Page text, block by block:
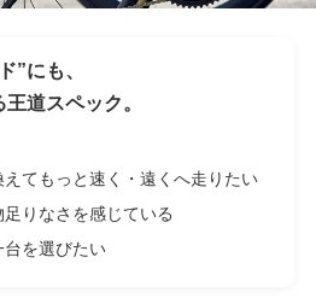
”にも、
道スペック。
てもっと速く・遠くへ走りたい
りなさを感じている
を選びたい